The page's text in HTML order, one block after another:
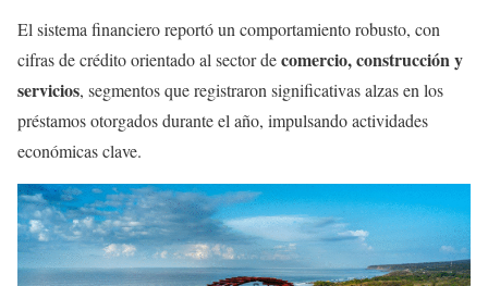
El sistema financiero reportó un comportamiento robusto, con
cifras de crédito orientado al sector decomercio, construcción y
servicios, segmentos que registraron significativas alzas en los
préstamos otorgados durante el año, impulsando actividades
económicas clave.